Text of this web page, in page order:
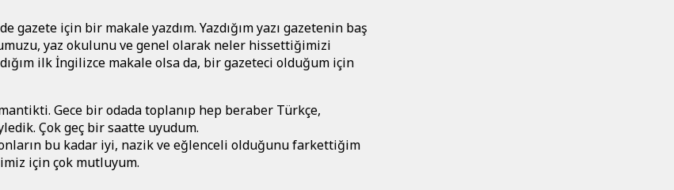
gazete için bir makale yazdım. Yazdığım yazı gazetenin baş
yaz okulunu ve genel olarak neler hissettiğimizi
ilk İngilizce makale olsa da, bir gazeteci olduğum için
Gece bir odada toplanıp hep beraber Türkçe,
Çok geç bir saatte uyudum.
bu kadar iyi, nazik ve eğlenceli olduğunu farkettiğim
için çok mutluyum.